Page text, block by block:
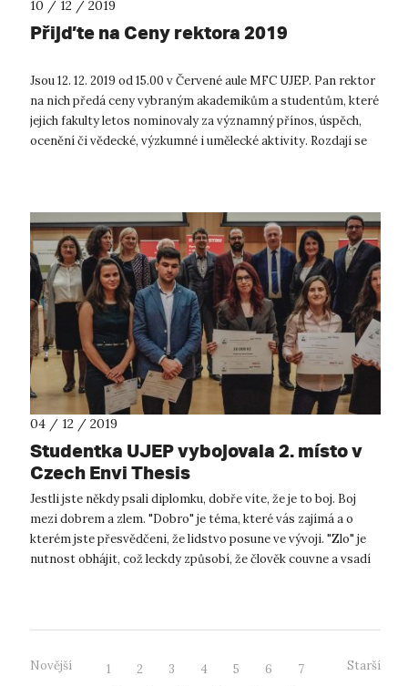
10 / 12 / 2019
Přijďte na Ceny rektora 2019
Jsou 12. 12. 2019 od 15.00 v Červené aule MFC UJEP. Pan rektor
na nich předá ceny vybraným akademikům a studentům, které
jejich fakulty letos nominovaly za významný přínos, úspěch,
ocenění či vědecké, výzkumné i umělecké aktivity. Rozdají se
04 / 12 / 2019
Studentka UJEP vybojovala 2. místo v
Czech Envi Thesis
Jestli jste někdy psali diplomku, dobře víte, že je to boj. Boj
mezi dobrem a zlem. "Dobro" je téma, které vás zajímá a o
kterém jste přesvědčeni, že lidstvo posune ve vývoji. "Zlo" je
nutnost obhájit, což leckdy způsobí, že člověk couvne a vsadí
Novější 1 2 3 4 5 6
7
Starší